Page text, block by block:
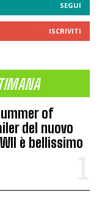
SEGUI
ISCRIVITI
of
del nuovo
è bellissimo